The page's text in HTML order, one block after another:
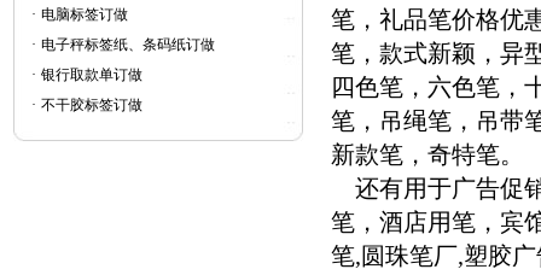
· 电脑标签订做
· 电子秤标签纸、条码纸订做
· 银行取款单订做
· 不干胶标签订做
笔，礼品笔价格优
笔，款式新颖，异
四色笔，六色笔，
笔，吊绳笔，吊带
新款笔，奇特笔。
还有用于广告促
笔，酒店用笔，宾
笔,圆珠笔厂,塑胶